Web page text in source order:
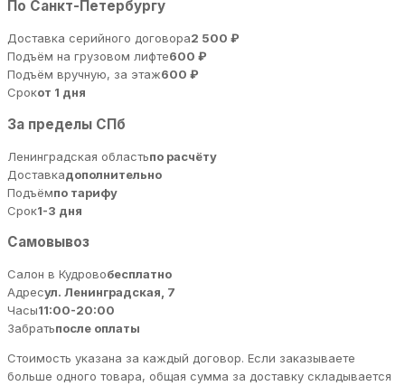
По Санкт-Петербургу
Доставка серийного договора2 500 ₽
Подъём на грузовом лифте600 ₽
Подъём вручную, за этаж600 ₽
Срокот 1 дня
За пределы СПб
Ленинградская областьпо расчёту
Доставкадополнительно
Подъёмпо тарифу
Срок1-3 дня
Самовывоз
Салон в Кудровобесплатно
Адресул. Ленинградская, 7
Часы11:00-20:00
Забратьпосле оплаты
Стоимость указана за каждый договор. Если заказываете
больше одного товара, общая сумма за доставку складывается